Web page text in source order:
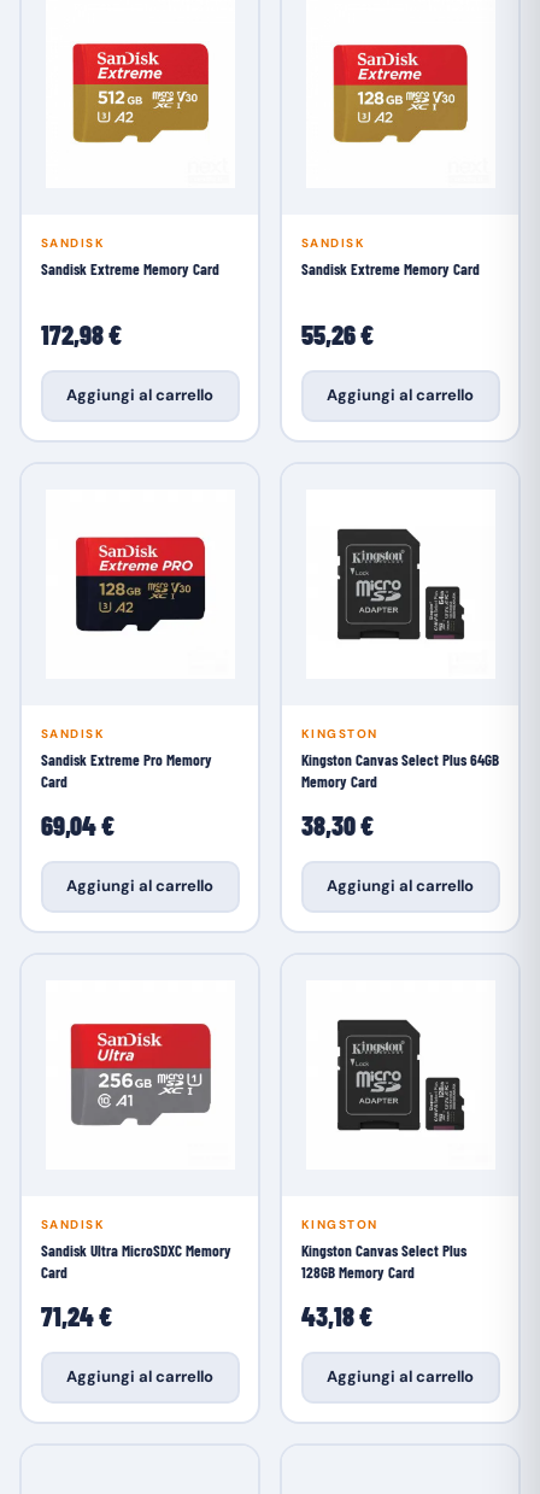
SANDISK
Sandisk Extreme Memory Card
172,98 €
Aggiungi al carrello
SANDISK
Sandisk Extreme Memory Card
55,26 €
Aggiungi al carrello
SANDISK
Sandisk Extreme Pro Memory
Card
69,04 €
Aggiungi al carrello
KINGSTON
Kingston Canvas Select Plus 64GB
Memory Card
38,30 €
Aggiungi al carrello
SANDISK
Sandisk Ultra MicroSDXC Memory
Card
71,24 €
Aggiungi al carrello
KINGSTON
Kingston Canvas Select Plus
128GB Memory Card
43,18 €
Aggiungi al carrello